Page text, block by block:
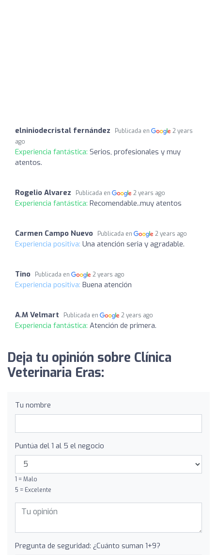
elniniodecristal fernández Publicada en
2 years
ago
Experiencia fantástica: Serios, profesionales y muy
atentos.
Rogelio Alvarez Publicada en 2 years ago
Experiencia fantástica: Recomendable..muy atentos
Carmen Campo Nuevo Publicada en 2 years ago
Experiencia positiva: Una atención seria y agradable.
Tino Publicada en 2 years ago
Experiencia positiva: Buena atención
A.M Velmart Publicada en 2 years ago
Experiencia fantástica: Atención de primera.
Deja tu opinión sobre Clínica
Veterinaria Eras:
Tu nombre
Puntúa del 1 al 5 el negocio
1 = Malo
5 = Excelente
Pregunta de seguridad: ¿Cuánto suman 1+9?